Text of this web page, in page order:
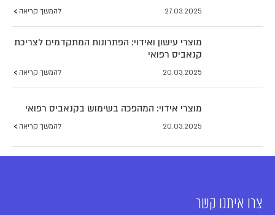
27.03.2025 להמשך קריאה
מוצרי עישון ואידוי: הפתרונות המתקדמים לצריכת
קנאביס רפואי
20.03.2025 להמשך קריאה
מוצרי אידוי: המהפכה בשימוש בקנאביס רפואי
20.03.2025 להמשך קריאה
צרו איתנו קשר